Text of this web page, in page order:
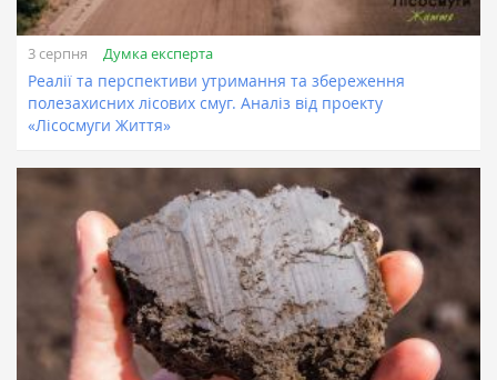
3 серпня Думка експерта
Реалії та перспективи утримання та збереження
полезахисних лісових смуг. Аналіз від проекту
«Лісосмуги Життя»